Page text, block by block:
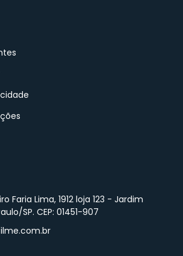
Faria Lima, 1912 loja 123 - Jardim
SP. CEP: 01451-907